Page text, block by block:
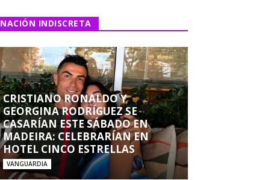
NACIÓN INDISCRETA
CRISTIANO RONALDO Y
GEORGINA RODRÍGUEZ SE
CASARÍAN ESTE SÁBADO EN
MADEIRA: CELEBRARÍAN EN
HOTEL CINCO ESTRELLAS
VANGUARDIA